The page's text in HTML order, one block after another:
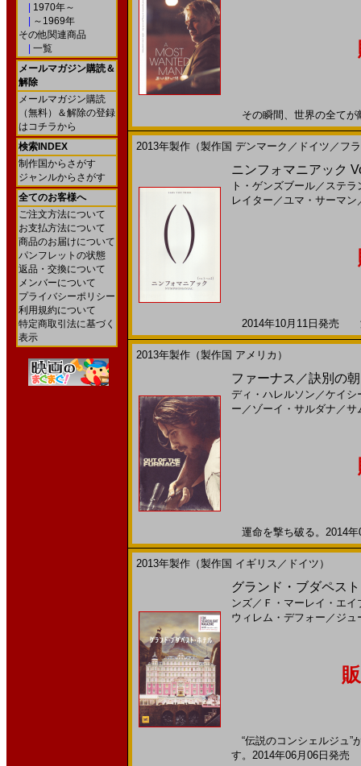
1970年～
～1969年
その他関連商品
一覧
メールマガジン購読＆
解除
メールマガジン購読
（無料）＆解除の登録
はコチラから
検索INDEX
制作国からさがす
ジャンルからさがす
全てのお客様へ
ご注文方法について
お支払方法について
商品のお届けについて
パンフレットの状態
返品・交換について
メンバーについて
プライバシーポリシー
利用規約について
特定商取引法に基づく
表示
その瞬間、世界の全て
2013年製作（製作国 デンマーク／ドイツ／フ
ニンフォマニアック
ト・ゲンズブール／ ステラ
レイター ／ユマ・サーマン
2014年10月11日発売
2013年製作（製作国 アメリカ）
ファーナス／訣別の
ディ・ハレルソン ／ケイシ
ー ／ ゾーイ・サルダナ ／サ
運命を撃ち破る。2014
2013年製作（製作国 イギリス／ドイツ）
グランド・ブダペス
ンズ／ Ｆ・マーレイ・エイ
ウィレム・デフォー ／ ジュ
“伝説のコンシェルジュ”
す。2014年06月06日発